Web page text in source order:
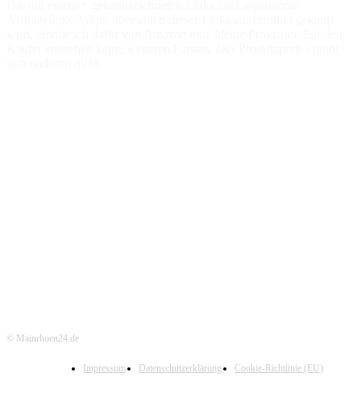
© Mainrhoen24.de
Impressum Datenschutzerklärung Cookie-Richtlinie (EU)